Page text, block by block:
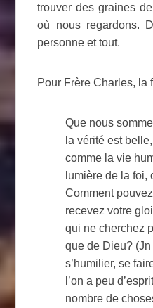
trouver des graines
où nous regardons.
personne et tout.
Pour Frère Charles, la
Que nous
la vérité est
comme la vie
lumière de la foi,
Comment
recevez votre
qui ne cherchez
que de Dieu?
s’humilier, se
l’on a peu
nombre de